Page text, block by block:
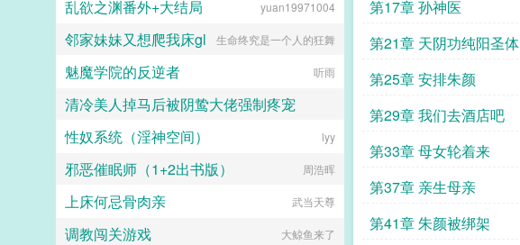
第17章 孙神医
第21章 天阴功纯阳圣体
第25章 安排朱颜
第29章 我们去酒店吧
第33章 母女轮着来
第37章 亲生母亲
第41章 朱颜被绑架
乱欲之渊番外+大结局 yuan19971004
邻家妹妹又想爬我床gl 生命终究是一个人的狂舞
魅魔学院的反逆者 听雨
清冷美人掉马后被阴鸷大佬强制疼宠
蓝莓星球
性奴系统（淫神空间） lyy
邪恶催眠师（1+2出书版） 周浩晖
上床何忌骨肉亲 武当天尊
调教闯关游戏 大鲸鱼来了